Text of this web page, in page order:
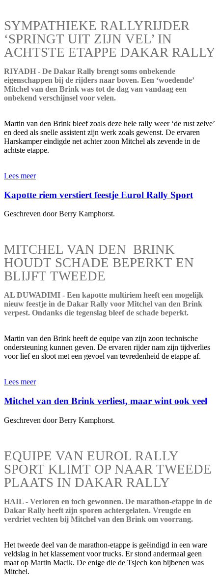
SYMPATHIEKE RALLYRIJDER
‘SPRINGT UIT ZIJN VEL’ IN
ACHTSTE ETAPPE DAKAR RALLY
RIYADH - De Dakar Rally brengt soms onbekende
eigenschappen bij de rijders naar boven. Een ‘woedende’
Mitchel van den Brink was tot de dag van vandaag een
onbekend verschijnsel voor velen.
Martin van den Brink bleef zoals deze hele rally weer ‘de rust zelve’
en deed als snelle assistent zijn werk zoals gewenst. De ervaren
Harskamper eindigde net achter zoon Mitchel als zevende in de
achtste etappe.
Lees meer
Kapotte riem verstiert feestje Eurol Rally Sport
Geschreven door Berry Kamphorst.
MITCHEL VAN DEN BRINK
HOUDT SCHADE BEPERKT EN
BLIJFT TWEEDE
AL DUWADIMI - Een kapotte multiriem heeft een mogelijk
nieuw feestje in de Dakar Rally voor Mitchel van den Brink
verpest. Ondanks die tegenslag bleef de schade beperkt.
Martin van den Brink heeft de equipe van zijn zoon technische
ondersteuning kunnen geven. De ervaren rijder nam zijn tijdverlies
voor lief en sloot met een gevoel van tevredenheid de etappe af.
Lees meer
Mitchel van den Brink verliest, maar wint ook veel
Geschreven door Berry Kamphorst.
EQUIPE VAN EUROL RALLY
SPORT KLIMT OP NAAR TWEEDE
PLAATS IN DAKAR RALLY
HAIL - Verloren en toch gewonnen. De marathon-etappe in de
Dakar Rally heeft zijn sporen achtergelaten. Vreugde en
verdriet vechten bij Mitchel van den Brink om voorrang.
Het tweede deel van de marathon-etappe is geëindigd in een ware
veldslag in het klassement voor trucks. Er stond andermaal geen
maat op Martin Macik. De enige die de Tsjech kon bijbenen was
Mitchel.